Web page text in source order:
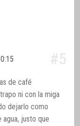
#5
de café
ni con la miga
dejarlo como
agua, justo que